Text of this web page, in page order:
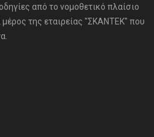
από το νομοθετικό πλαίσιο
της εταιρείας "ΣΚΑΝΤΕΚ" που